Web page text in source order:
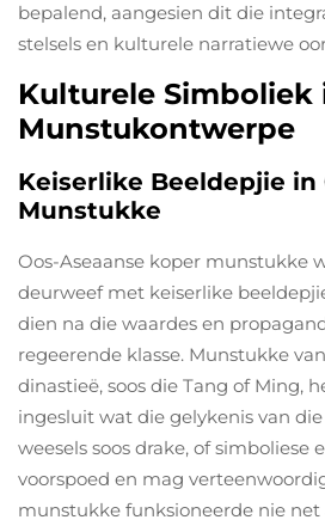
bepalend, aangesien dit die
stelsels en kulturele narratiewe
Kulturele Simboliek
Munstukontwerpe
Keiserlike Beeldepjie in
Munstukke
Oos-Aseaanse koper munstukke
deurweef met keiserlike
dien na die waardes en
regeerende klasse. Munstukke
dinastieë, soos die Tang of Ming,
ingesluit wat die gelykenis van
weesels soos drake, of simboliese
voorspoed en mag
munstukke funksioneerde nie net